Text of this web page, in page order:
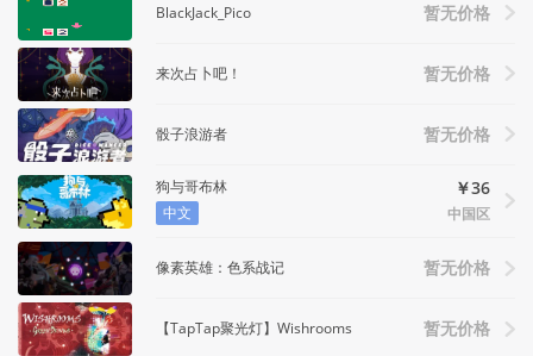
BlackJack_Pico 暂无价格
来次占卜吧！ 暂无价格
骰子浪游者 暂无价格
狗与哥布林
中文
￥36
中国区
像素英雄：色系战记 暂无价格
【TapTap聚光灯】Wishrooms 暂无价格